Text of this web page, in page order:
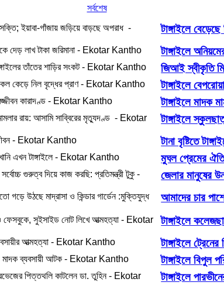
সর্বশেষ
টাঙ্গাইলে
টাঙ্গাইলে
জিআই স্বীকৃতি
টাঙ্গাইলে
টাঙ্গাইলে মাদক
টাঙ্গাইলে
টানা বৃষ্টিতে
মুঘল প্রেমের
জেলার মানুষের
আমাদের চার
টাঙ্গাইলে
টাঙ্গাইলে
টাঙ্গাইলে বিপুল
টাঙ্গাইলে